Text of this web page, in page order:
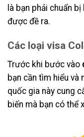
là bạn phải chuẩn
được đề ra.
Các loại visa
Trước khi bước vào
bạn cần tìm hiểu và
quốc gia này cung
biến mà bạn có thể